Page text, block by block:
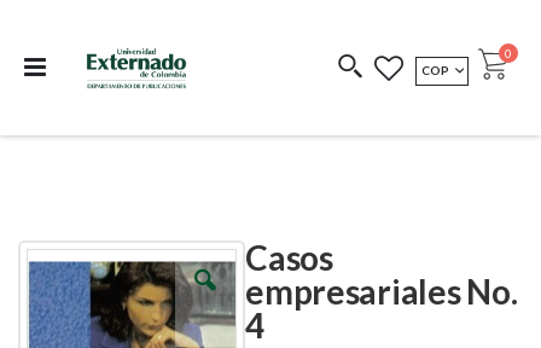
COEDICIONES REDIMIR CÓDIGO
MONEDA
COP Cart
0
Casos
empresariales No.
4
Skip
to
the
end
of
Skip
to
the
beginning
of